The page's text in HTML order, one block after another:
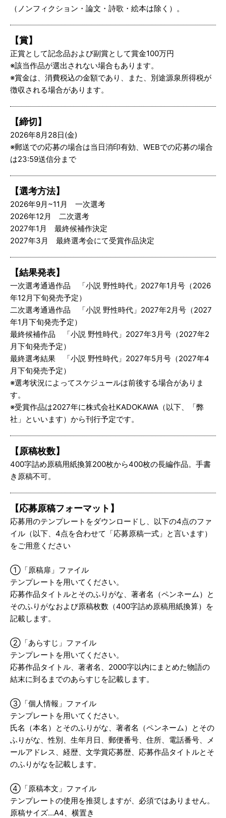
（ノンフィクション・論文・詩歌・絵本は除く）。
【賞】
正賞として記念品および副賞として賞金100万円
※該当作品が選出されない場合もあります。
※賞金は、消費税込の金額であり、また、別途源泉所得税が
徴収される場合があります。
【締切】
2026年8月28日(金)
※郵送での応募の場合は当日消印有効、WEBでの応募の場合
は23:59送信分まで
【選考方法】
2026年9月~11月 一次選考
2026年12月 二次選考
2027年1月 最終候補作決定
2027年3月 最終選考会にて受賞作品決定
【結果発表】
一次選考通過作品 「小説 野性時代」2027年1月号（2026
年12月下旬発売予定）
二次選考通過作品 「小説 野性時代」2027年2月号（2027
年1月下旬発売予定）
最終候補作品 「小説 野性時代」2027年3月号（2027年2
月下旬発売予定）
最終選考結果 「小説 野性時代」2027年5月号（2027年4
月下旬発売予定）
※選考状況によってスケジュールは前後する場合がありま
す。
※受賞作品は2027年に株式会社KADOKAWA（以下、「弊
社」といいます）から刊行予定です。
【原稿枚数】
400字詰め原稿用紙換算200枚から400枚の長編作品。手書
き原稿不可。
【応募原稿フォーマット】
応募用のテンプレートをダウンロードし、以下の4点のファ
イル（以下、4点を合わせて「応募原稿一式」と言います）
をご用意ください
①「原稿扉」ファイル
テンプレートを用いてください。
応募作品タイトルとそのふりがな、著者名（ペンネーム）と
そのふりがなおよび原稿枚数（400字詰め原稿用紙換算）を
記載します。
②「あらすじ」ファイル
テンプレートを用いてください。
応募作品タイトル、著者名、2000字以内にまとめた物語の
結末に到るまでのあらすじを記載します。
③「個人情報」ファイル
テンプレートを用いてください。
氏名（本名）とそのふりがな、著者名（ペンネーム）とその
ふりがな、性別、生年月日、郵便番号、住所、電話番号、メ
ールアドレス、経歴、文学賞応募歴、応募作品タイトルとそ
のふりがなを記載します。
④「原稿本文」ファイル
テンプレートの使用を推奨しますが、必須ではありません。
原稿サイズ…A4、横置き